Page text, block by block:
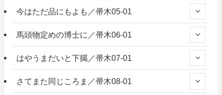
今はただ品にもよも／帚木05-01
馬頭物定めの博士に／帚木06-01
はやうまだいと下臈／帚木07-01
さてまた同じころま／帚木08-01